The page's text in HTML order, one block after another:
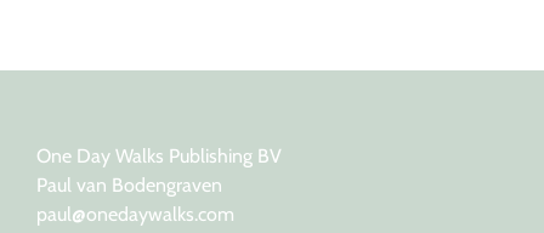
One Day Walks Publishing BV
Paul van Bodengraven
paul@onedaywalks.com